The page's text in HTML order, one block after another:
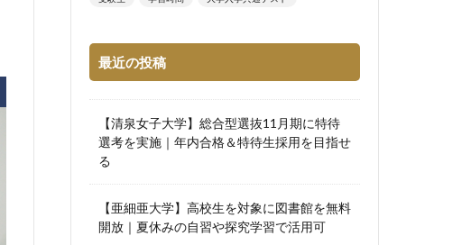
最近の投稿
【清泉女子大学】総合型選抜11月期に特待
選考を実施｜年内合格＆特待生採用を目指せ
る
【亜細亜大学】高校生を対象に図書館を無料
開放｜夏休みの自習や探究学習で活用可